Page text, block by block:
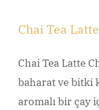
Chai Tea Latte
Chai Tea Latte
baharat ve bitki
aromalı bir çay